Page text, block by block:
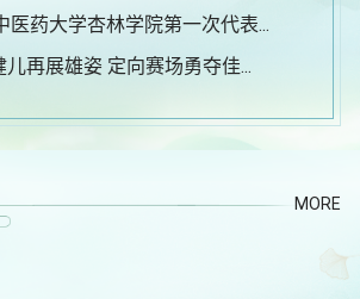
医药大学杏林学院第一次代表...
再展雄姿 定向赛场勇夺佳...
MORE